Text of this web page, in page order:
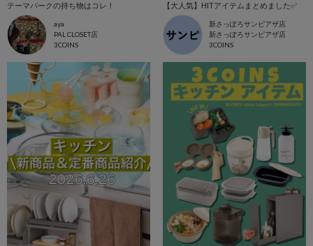
テーマパークの持ち物はコレ！
aya
PAL CLOSET店
3COINS
【大人気】HITアイテムまとめました✅
新さっぽろサンピアザ店
新さっぽろサンピアザ店
3COINS